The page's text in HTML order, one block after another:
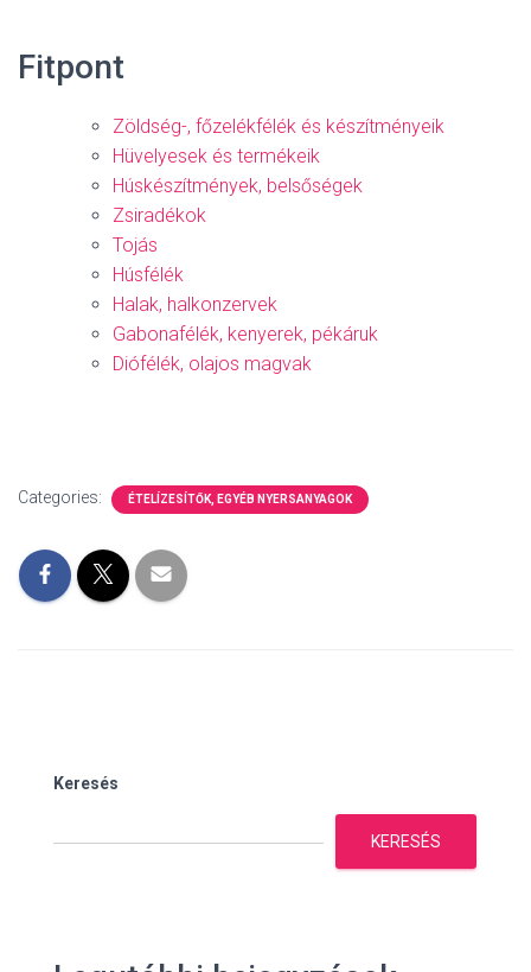
Fitpont
Zöldség-, főzelékfélék és készítményeik
Hüvelyesek és termékeik
Húskészítmények, belsőségek
Zsiradékok
Tojás
Húsfélék
Halak, halkonzervek
Gabonafélék, kenyerek, pékáruk
Diófélék, olajos magvak
Categories: ÉTELÍZESÍTŐK, EGYÉB NYERSANYAGOK
Keresés
KERESÉS